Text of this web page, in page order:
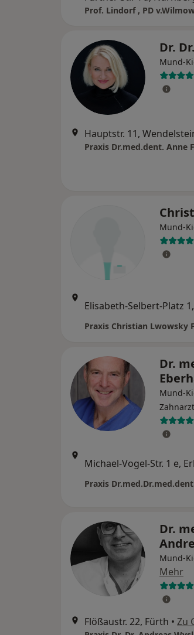
Prof. Lindorf , PD
Dr.
Mund-
Hauptstr. 11,
Mund-
Praxis Christian Lwowsky
Dr.
Mund-
Zahnarzt
Dr.
Mund-
Mehr
Flößaustr. 22, Fürth • Zu